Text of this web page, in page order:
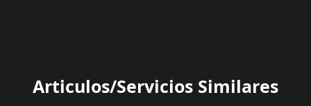
Articulos/Servicios Similares